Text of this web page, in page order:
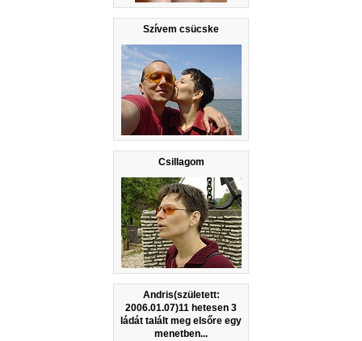
Szívem csücske
Csillagom
Andris(született:
2006.01.07)11 hetesen 3
ládát talált meg elsőre egy
menetben...